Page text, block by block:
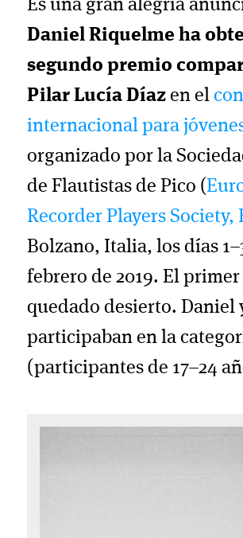
Es una gran alegría
Daniel Riquelme ha
segundo premio
Pilar Lucía Díaz en el
internacional para
organizado por la
de Flautistas de Pico (
Recorder Players Society,
Bolzano, Italia, los días
febrero de 2019. El
quedado desierto. Daniel
participaban en la
(participantes de 17–24